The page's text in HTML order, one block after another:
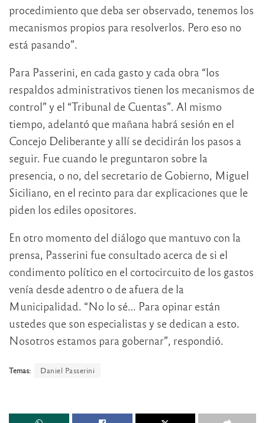
procedimiento que deba ser observado, tenemos los
mecanismos propios para resolverlos. Pero eso no
está pasando”.
Para Passerini, en cada gasto y cada obra “los
respaldos administrativos tienen los mecanismos de
control” y el “Tribunal de Cuentas”. Al mismo
tiempo, adelantó que mañana habrá sesión en el
Concejo Deliberante y allí se decidirán los pasos a
seguir. Fue cuando le preguntaron sobre la
presencia, o no, del secretario de Gobierno, Miguel
Siciliano, en el recinto para dar explicaciones que le
piden los ediles opositores.
En otro momento del diálogo que mantuvo con la
prensa, Passerini fue consultado acerca de si el
condimento político en el cortocircuito de los gastos
venía desde adentro o de afuera de la
Municipalidad. “No lo sé… Para opinar están
ustedes que son especialistas y se dedican a esto.
Nosotros estamos para gobernar”, respondió.
Temas: Daniel Passerini